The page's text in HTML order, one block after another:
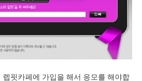
렙핏카페에 가입을 해서 응모를 해야합